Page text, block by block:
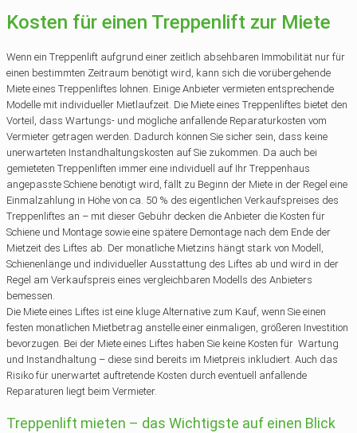
Kosten für einen Treppenlift zur Miete
Wenn ein Treppenlift aufgrund einer zeitlich absehbaren Immobilität nur für
einen bestimmten Zeitraum benötigt wird, kann sich die vorübergehende
Miete eines Treppenliftes lohnen. Einige Anbieter vermieten entsprechende
Modelle mit individueller Mietlaufzeit. Die Miete eines Treppenliftes bietet den
Vorteil, dass Wartungs- und mögliche anfallende Reparaturkosten vom
Vermieter getragen werden. Dadurch können Sie sicher sein, dass keine
unerwarteten Instandhaltungskosten auf Sie zukommen. Da auch bei
gemieteten Treppenliften immer eine individuell auf Ihr Treppenhaus
angepasste Schiene benötigt wird, fällt zu Beginn der Miete in der Regel eine
Einmalzahlung in Höhe von ca. 50 % des eigentlichen Verkaufspreises des
Treppenliftes an – mit dieser Gebühr decken die Anbieter die Kosten für
Schiene und Montage sowie eine spätere Demontage nach dem Ende der
Mietzeit des Liftes ab. Der monatliche Mietzins hängt stark von Modell,
Schienenlänge und individueller Ausstattung des Liftes ab und wird in der
Regel am Verkaufspreis eines vergleichbaren Modells des Anbieters
bemessen.
Die Miete eines Liftes ist eine kluge Alternative zum Kauf, wenn Sie einen
festen monatlichen Mietbetrag anstelle einer einmaligen, größeren Investition
bevorzugen. Bei der Miete eines Liftes haben Sie keine Kosten für Wartung
und Instandhaltung – diese sind bereits im Mietpreis inkludiert. Auch das
Risiko für unerwartet auftretende Kosten durch eventuell anfallende
Reparaturen liegt beim Vermieter.
Treppenlift mieten – das Wichtigste auf einen Blick